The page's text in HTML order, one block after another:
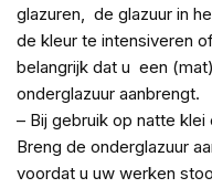
glazuren, de glazuur in
de kleur te intensiveren
belangrijk dat u een
onderglazuur aanbrengt.
– Bij gebruik op natte
Breng de onderglazuur
voordat u uw werken